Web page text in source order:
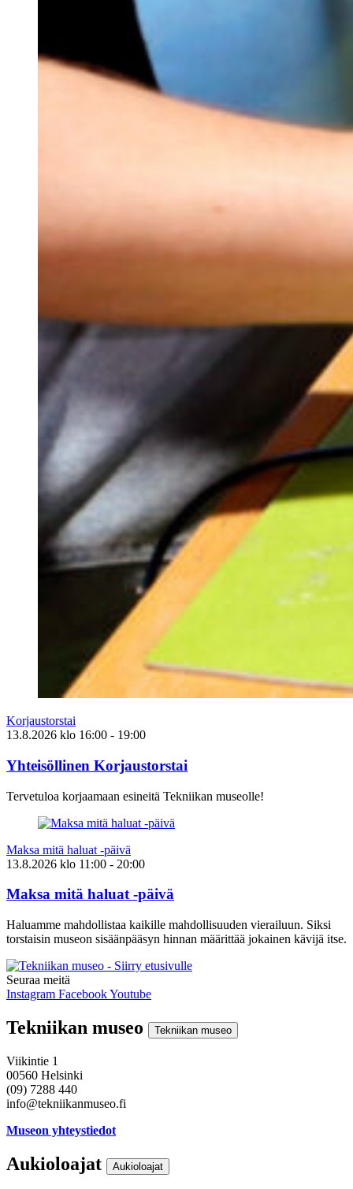
Korjaustorstai
13.8.2026 klo 16:00 - 19:00
Yhteisöllinen Korjaustorstai
Tervetuloa korjaamaan esineitä Tekniikan museolle!
Maksa mitä haluat -päivä
13.8.2026 klo 11:00 - 20:00
Maksa mitä haluat -päivä
Haluamme mahdollistaa kaikille mahdollisuuden vierailuun. Siksi
torstaisin museon sisäänpääsyn hinnan määrittää jokainen kävijä itse.
Seuraa meitä
Instagram FacebookYoutube
Tekniikan museo Tekniikan museo
Viikintie 1
00560 Helsinki
(09) 7288 440
info@tekniikanmuseo.fi
Museon yhteystiedot
Aukioloajat Aukioloajat